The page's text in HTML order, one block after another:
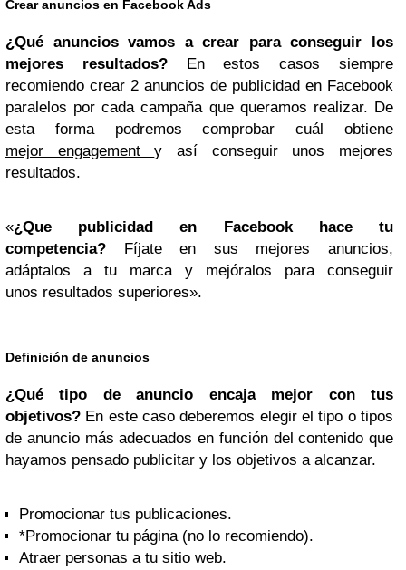
Crear anuncios en Facebook Ads
¿Qué anuncios vamos a crear para conseguir los
mejores resultados?En estos casos siempre
recomiendo crear 2 anuncios de publicidad en Facebook
paralelos por cada campaña que queramos realizar. De
esta forma podremos comprobar cuál obtiene
mejor engagementy así conseguir unos mejores
resultados.
«¿Que publicidad en Facebook hace tu
competencia? Fíjate en sus mejores anuncios,
adáptalos a tu marca y mejóralos para conseguir
unos resultados superiores».
Definición de anuncios
¿Qué tipo de anuncio encaja mejor con tus
objetivos? En este caso deberemos elegir el tipo o tipos
de anuncio más adecuados en función del contenido que
hayamos pensado publicitar y los objetivos a alcanzar.
Promocionar tus publicaciones.
*Promocionar tu página (no lo recomiendo).
Atraer personas a tu sitio web.